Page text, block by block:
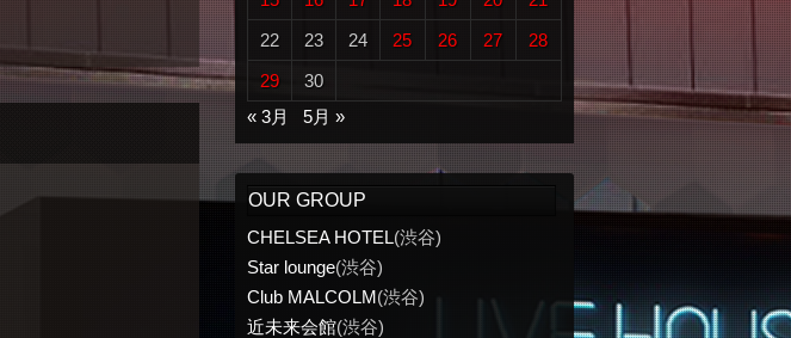
22
23 24 25 26 27
28
29
30
« 3月
5月 »
OUR GROUP
CHELSEA HOTEL(渋谷)
Star lounge(渋谷)
Club MALCOLM(渋谷)
近未来会館(渋谷)